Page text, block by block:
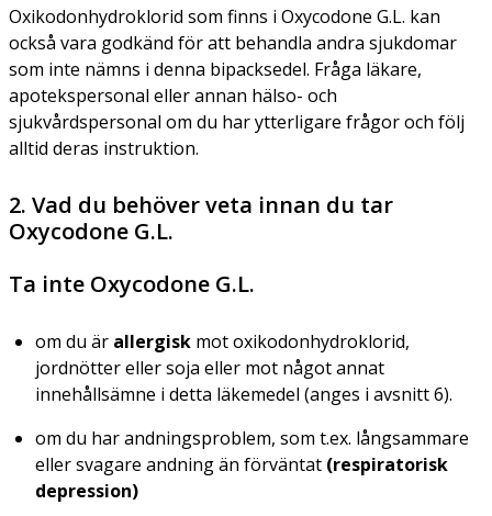
Oxikodonhydroklorid som finns i Oxycodone G.L. kan
också vara godkänd för att behandla andra sjukdomar
som inte nämns i denna bipacksedel. Fråga läkare,
apotekspersonal eller annan hälso- och
sjukvårdspersonal om du har ytterligare frågor och följ
alltid deras instruktion.
2. Vad du behöver veta innan du tar
Oxycodone G.L.
Ta inte Oxycodone G.L.
om du är allergisk mot oxikodonhydroklorid,
jordnötter eller soja eller mot något annat
innehållsämne i detta läkemedel (anges i avsnitt 6).
om du har andningsproblem, som t.ex. långsammare
eller svagare andning än förväntat (respiratorisk
depression)